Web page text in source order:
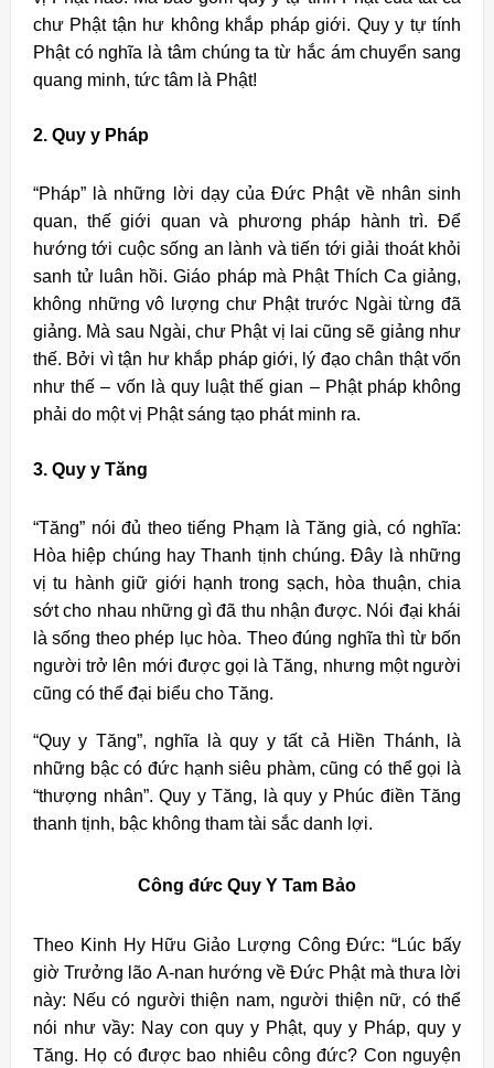
chư Phật tận hư không khắp pháp giới. Quy y tự tính
Phật có nghĩa là tâm chúng ta từ hắc ám chuyển sang
quang minh, tức tâm là Phật!
2. Quy y Pháp
“Pháp” là những lời dạy của Đức Phật về nhân sinh
quan, thế giới quan và phương pháp hành trì. Để
hướng tới cuộc sống an lành và tiến tới giải thoát khỏi
sanh tử luân hồi. Giáo pháp mà Phật Thích Ca giảng,
không những vô lượng chư Phật trước Ngài từng đã
giảng. Mà sau Ngài, chư Phật vị lai cũng sẽ giảng như
thế. Bởi vì tận hư khắp pháp giới, lý đạo chân thật vốn
như thế – vốn là quy luật thế gian – Phật pháp không
phải do một vị Phật sáng tạo phát minh ra.
3. Quy y Tăng
“Tăng” nói đủ theo tiếng Phạm là Tăng già, có nghĩa:
Hòa hiệp chúng hay Thanh tịnh chúng. Ðây là những
vị tu hành giữ giới hạnh trong sạch, hòa thuận, chia
sớt cho nhau những gì đã thu nhận được. Nói đại khái
là sống theo phép lục hòa. Theo đúng nghĩa thì từ bốn
người trở lên mới được gọi là Tăng, nhưng một người
cũng có thể đại biểu cho Tăng.
“Quy y Tăng”, nghĩa là quy y tất cả Hiền Thánh, là
những bậc có đức hạnh siêu phàm, cũng có thể gọi là
“thượng nhân”. Quy y Tăng, là quy y Phúc điền Tăng
thanh tịnh, bậc không tham tài sắc danh lợi.
Công đức Quy Y Tam Bảo
Theo Kinh Hy Hữu Giảo Lượng Công Đức: “Lúc bấy
giờ Trưởng lão A-nan hướng về Đức Phật mà thưa lời
này: Nếu có người thiện nam, người thiện nữ, có thể
nói như vầy: Nay con quy y Phật, quy y Pháp, quy y
Tăng. Họ có được bao nhiêu công đức? Con nguyện